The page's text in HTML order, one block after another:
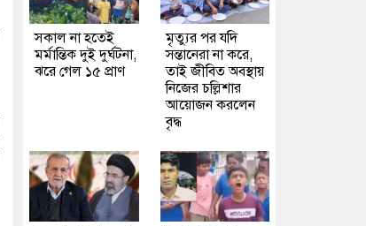
সকাল না হতেই
মর্মান্তিক দুই দুর্ঘটনা,
ঝরে গেল ১৫ প্রাণ
মৃত্যুর পর যদি
সন্তানেরা না করে,
তাই জীবিত অবস্থায়
নিজের চল্লিশার
আয়োজন করলেন
বৃদ্ধ